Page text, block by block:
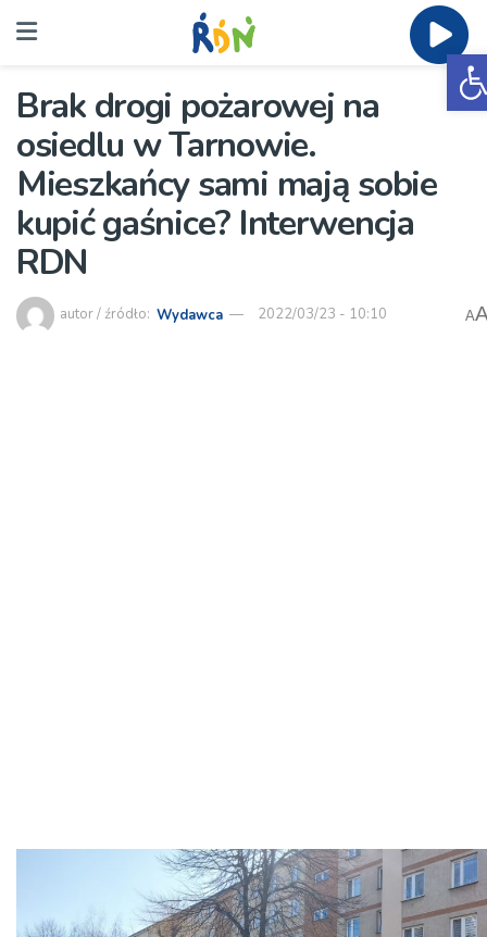
Brak drogi pożarowej na
osiedlu w Tarnowie.
Mieszkańcy sami mają sobie
kupić gaśnice? Interwencja
RDN
autor / źródło: Wydawca 2022/03/23 - 10:10 A